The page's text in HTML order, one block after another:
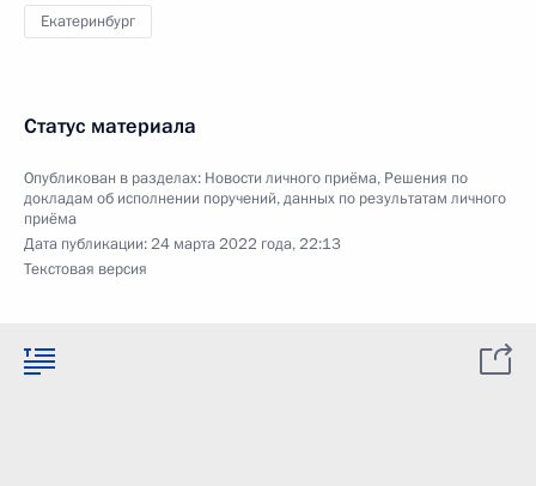
Екатеринбург
Статус материала
Опубликован в разделах: Новости личного приёма, Решения по
докладам об исполнении поручений, данных по результатам личного
приёма
Дата публикации:24 марта 2022 года, 22:13
Текстовая версия